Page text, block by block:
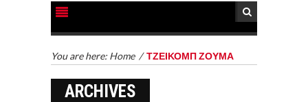
You are here: Home /ΤΖΕΙΚΟΜΠ ΖΟΥΜΑ
ARCHIVES